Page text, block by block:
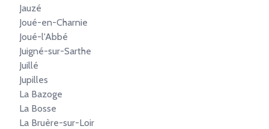
Jauzé
Joué-en-Charnie
Joué-l'Abbé
Juigné-sur-Sarthe
Juillé
Jupilles
La Bazoge
La Bosse
La Bruère-sur-Loir